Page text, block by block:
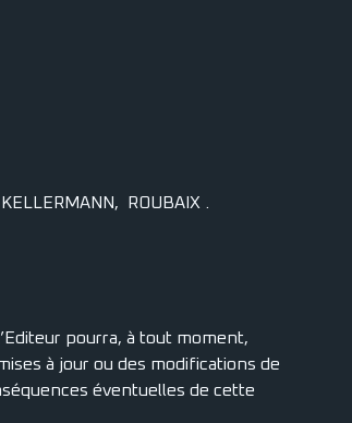
ROUBAIX .
pourra, à tout moment,
à jour ou des modifications de
éventuelles de cette